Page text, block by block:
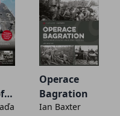
postupně přesunula
archaické
které Albionu umožnily
dvoumístné letouny
nechybí ani námořní
věku. Uvnitř
ilustrací.
Operace
Bagration
Ian Baxter